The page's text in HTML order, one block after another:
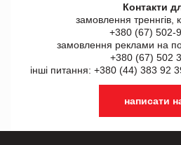
Контакти
замовлення треннгів,
+380 (67) 502-
замовлення реклами на
+380 (67) 502
інші питання: +380 (44) 383 92
написати